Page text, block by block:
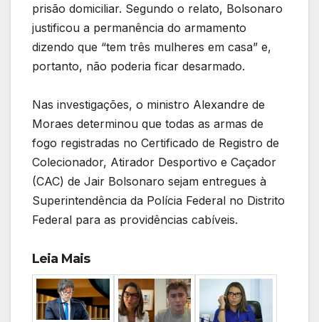
prisão domiciliar. Segundo o relato, Bolsonaro
justificou a permanência do armamento
dizendo que “tem três mulheres em casa” e,
portanto, não poderia ficar desarmado.
Nas investigações, o ministro Alexandre de
Moraes determinou que todas as armas de
fogo registradas no Certificado de Registro de
Colecionador, Atirador Desportivo e Caçador
(CAC) de Jair Bolsonaro sejam entregues à
Superintendência da Polícia Federal no Distrito
Federal para as providências cabíveis.
Leia Mais